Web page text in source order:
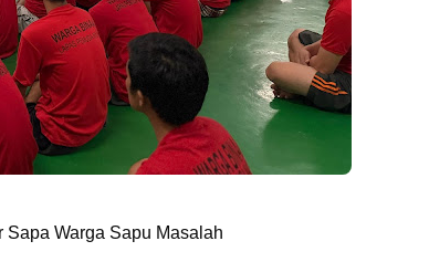
Sapa Warga Sapu Masalah